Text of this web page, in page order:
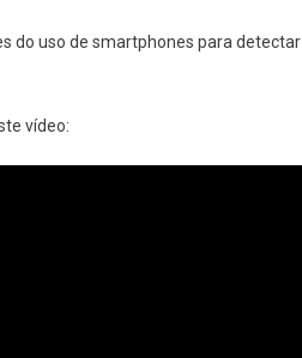
do uso de smartphones para
vídeo: